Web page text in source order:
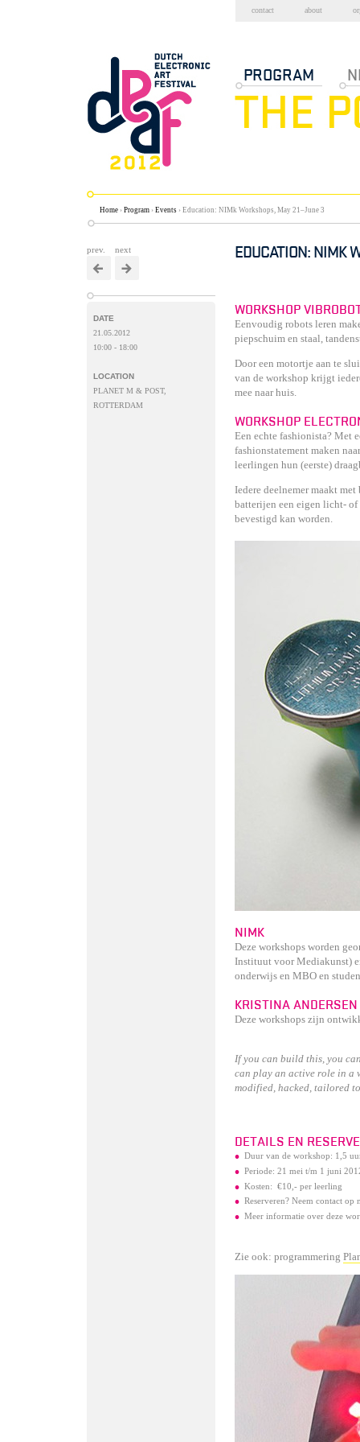
navigation
PROGRAM
contact about
Home › Program › Events › Education: NIMk Workshops, May 21–June 3
prev. next
DATE
21.05.2012
10:00 - 18:00
LOCATION
PLANET M & POST,
ROTTERDAM
EDUCATION: NIMK
WORKSHOP
Eenvoudig robots leren
piepschuim en staal,
Door een motortje aan te
van de workshop krijgt
mee naar huis.
WORKSHOP
Een echte fashionista? Met
fashionstatement maken
leerlingen hun (eerste)
Iedere deelnemer maakt
batterijen een eigen licht- of
bevestigd kan worden.
NIMK
Deze workshops worden
Instituut voor Mediakunst)
onderwijs en MBO en
KRISTINA ANDERSEN
Deze workshops zijn
If you can build this, you
can play an active role in a
modified, hacked, tailored
DETAILS EN
Duur van de workshop: 1,5
Periode: 21 mei t/m 1 juni
Kosten: €10,- per leerling
Reserveren? Neem contact op
Meer informatie over deze
Zie ook: programmering